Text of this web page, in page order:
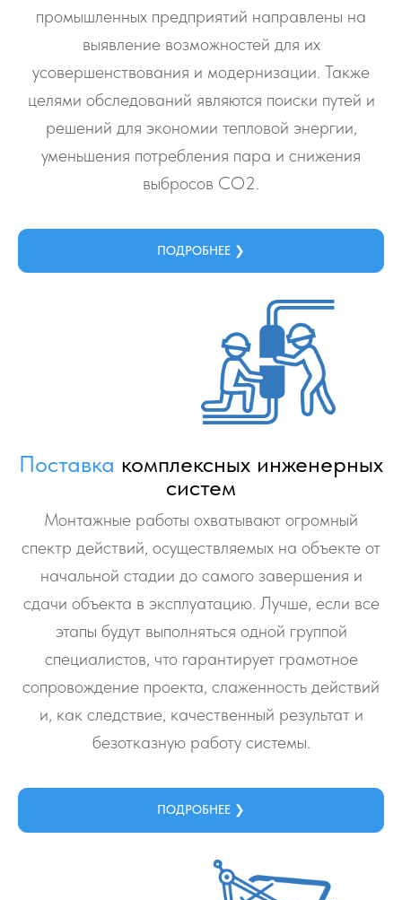
промышленных предприятий направлены на
выявление возможностей для их
усовершенствования и модернизации. Также
целями обследований являются поиски путей и
решений для экономии тепловой энергии,
уменьшения потребления пара и снижения
выбросов СО2.
ПОДРОБНЕЕ ❯
Поставка комплексных инженерных
систем
Монтажные работы охватывают огромный
спектр действий, осуществляемых на объекте от
начальной стадии до самого завершения и
сдачи объекта в эксплуатацию. Лучше, если все
этапы будут выполняться одной группой
специалистов, что гарантирует грамотное
сопровождение проекта, слаженность действий
и, как следствие, качественный результат и
безотказную работу системы.
ПОДРОБНЕЕ ❯